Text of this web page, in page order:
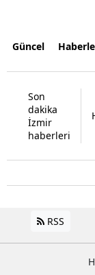
Güncel
Son
dakika
İzmir
haberleri
RSS